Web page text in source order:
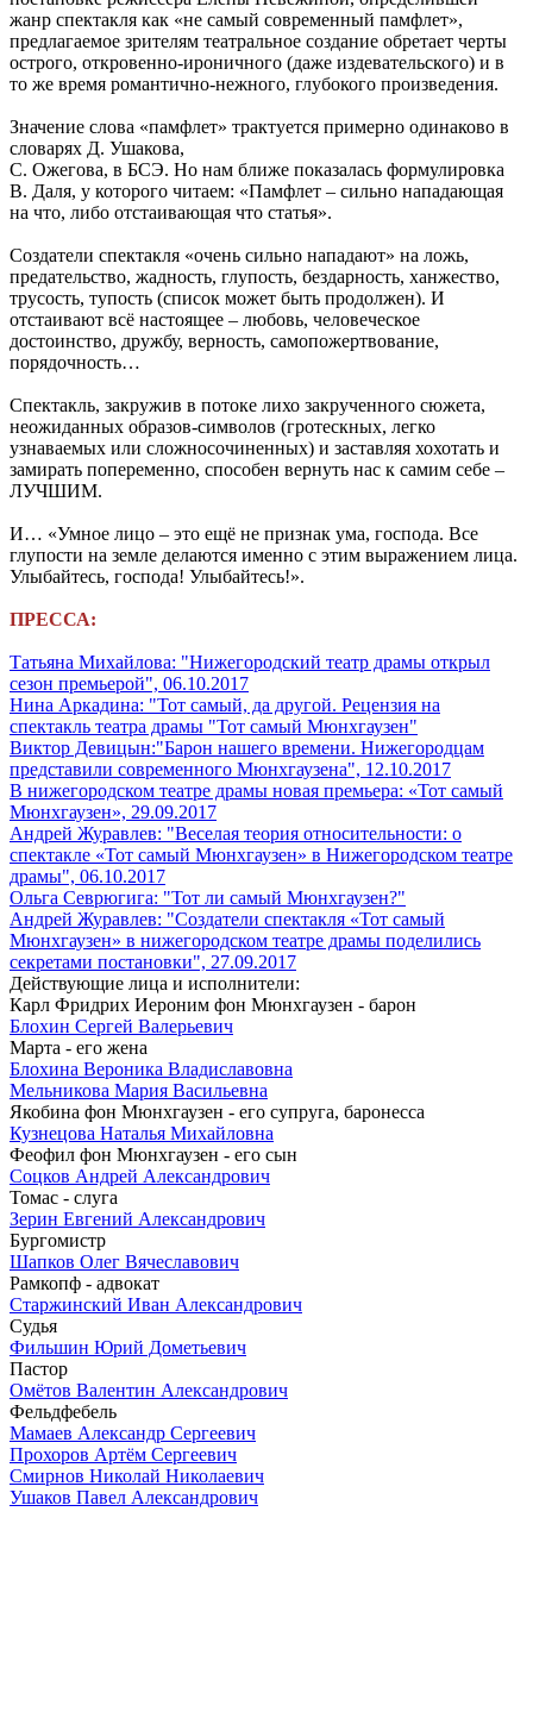
жанр спектакля как «не самый современный памфлет»,
предлагаемое зрителям театральное создание обретает черты
острого, откровенно-ироничного (даже издевательского) и в
то же время романтично-нежного, глубокого произведения.
Значение слова «памфлет» трактуется примерно одинаково в
словарях Д. Ушакова,
С. Ожегова, в БСЭ. Но нам ближе показалась формулировка
В. Даля, у которого читаем: «Памфлет – сильно нападающая
на что, либо отстаивающая что статья».
Создатели спектакля «очень сильно нападают» на ложь,
предательство, жадность, глупость, бездарность, ханжество,
трусость, тупость (список может быть продолжен). И
отстаивают всё настоящее – любовь, человеческое
достоинство, дружбу, верность, самопожертвование,
порядочность…
Спектакль, закружив в потоке лихо закрученного сюжета,
неожиданных образов-символов (гротескных, легко
узнаваемых или сложносочиненных) и заставляя хохотать и
замирать попеременно, способен вернуть нас к самим себе –
ЛУЧШИМ.
И… «Умное лицо – это ещё не признак ума, господа. Все
глупости на земле делаются именно с этим выражением лица.
Улыбайтесь, господа! Улыбайтесь!».
ПРЕССА:
Татьяна Михайлова: "Нижегородский театр драмы открыл
сезон премьерой", 06.10.2017
Нина Аркадина: "Тот самый, да другой. Рецензия на
спектакль театра драмы "Тот самый Мюнхгаузен"
Виктор Девицын:"Барон нашего времени. Нижегородцам
представили современного Мюнхгаузена", 12.10.2017
В нижегородском театре драмы новая премьера: «Тот самый
Мюнхгаузен», 29.09.2017
Андрей Журавлев: "Веселая теория относительности: о
спектакле «Тот самый Мюнхгаузен» в Нижегородском театре
драмы", 06.10.2017
Ольга Севрюгига: "Тот ли самый Мюнхгаузен?"
Андрей Журавлев: "Создатели спектакля «Тот самый
Мюнхгаузен» в нижегородском театре драмы поделились
секретами постановки", 27.09.2017
Действующие лица и исполнители:
Карл Фридрих Иероним фон Мюнхгаузен - барон
Блохин Сергей Валерьевич
Марта - его жена
Блохина Вероника Владиславовна
Мельникова Мария Васильевна
Якобина фон Мюнхгаузен - его супруга, баронесса
Кузнецова Наталья Михайловна
Феофил фон Мюнхгаузен - его сын
Соцков Андрей Александрович
Томас - слуга
Зерин Евгений Александрович
Бургомистр
Шапков Олег Вячеславович
Рамкопф - адвокат
Старжинский Иван Александрович
Судья
Фильшин Юрий Дометьевич
Пастор
Омётов Валентин Александрович
Фельдфебель
Мамаев Александр Сергеевич
Прохоров Артём Сергеевич
Смирнов Николай Николаевич
Ушаков Павел Александрович